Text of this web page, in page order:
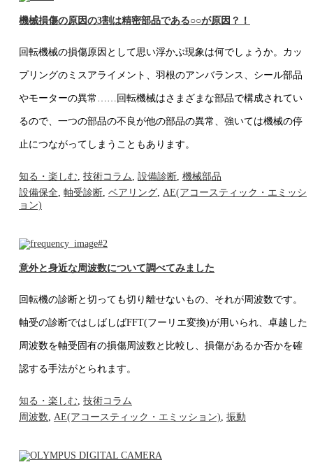
機械損傷の原因の3割は精密部品である○○が原因？！
回転機械の損傷原因として思い浮かぶ現象は何でしょうか。カッ
プリングのミスアライメント、羽根のアンバランス、シール部品
やモーターの異常……回転機械はさまざまな部品で構成されてい
るので、一つの部品の不良が他の部品の異常、強いては機械の停
止につながってしまうこともあります。
知る・楽しむ 技術コラム 設備診断 機械部品
設備保全 軸受診断 ベアリング AE(アコースティック・エミッシ
ョン)
意外と身近な周波数について調べてみました
回転機の診断と切っても切り離せないもの、それが周波数です。
軸受の診断ではしばしばFFT(フーリエ変換)が用いられ、卓越した
周波数を軸受固有の損傷周波数と比較し、損傷があるか否かを確
認する手法がとられます。
知る・楽しむ, 技術コラム
周波数, AE(アコースティック・エミッション), 振動